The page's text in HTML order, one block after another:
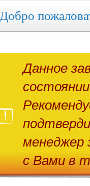
Добро
Данное
менеджер
с Вами в